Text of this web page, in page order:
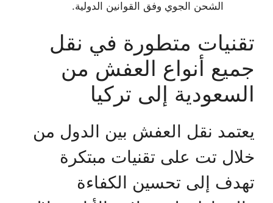
الشحن الجوي وفق القوانين الدولية.
تقنيات متطورة في نقل
جميع أنواع العفش من
السعودية إلى تركيا
يعتمد نقل العفش بين الدول من
خلال تت على تقنيات مبتكرة
تهدف إلى تحسين الكفاءة